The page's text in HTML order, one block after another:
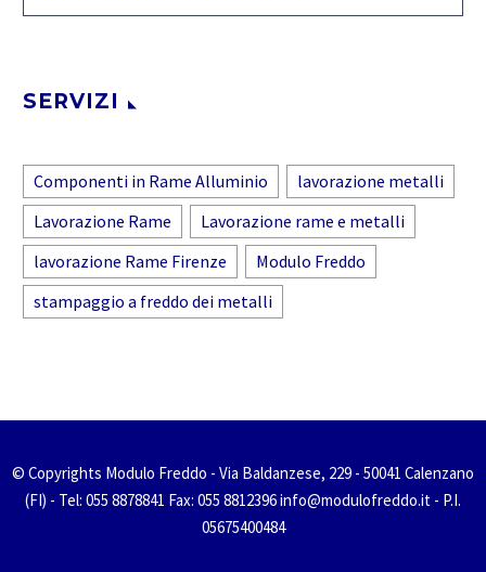
SERVIZI
Componenti in Rame Alluminio
lavorazione metalli
Lavorazione Rame
Lavorazione rame e metalli
lavorazione Rame Firenze
Modulo Freddo
stampaggio a freddo dei metalli
© Copyrights Modulo Freddo - Via Baldanzese, 229 - 50041 Calenzano
(FI) - Tel: 055 8878841 Fax: 055 8812396 info@modulofreddo.it - P.I.
05675400484